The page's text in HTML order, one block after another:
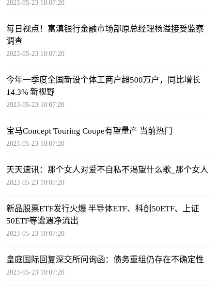
2023-05-23 10:07:20
每日视点！富滇银行金融市场部原总经理杨溢接受监察
调查
2023-05-23 10:07:20
今年一季度全国新设个体工商户超500万户，同比增长
14.3% 新视野
2023-05-23 10:07:20
宝马Concept Touring Coupe有望量产 当前热门
2023-05-23 10:07:20
天天速讯：那个女人对爱不自私不渴望什么歌_那个女人
2023-05-23 10:07:20
新品股票ETF发行火爆 半导体ETF、科创50ETF、上证
50ETF等遭遇净流出
2023-05-23 10:07:20
皇庭国际回复深交所问询函：债务重组仍存在不确定性
2023-05-23 10:07:20